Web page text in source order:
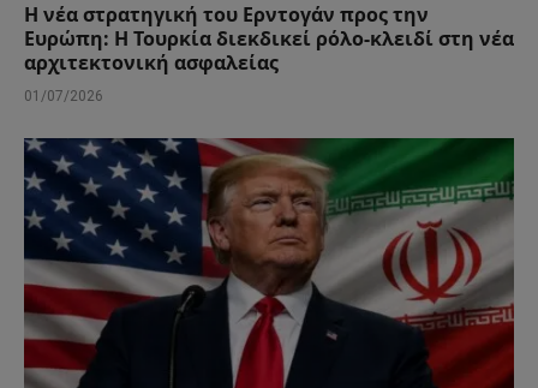
Η νέα στρατηγική του Ερντογάν προς την
Ευρώπη: Η Τουρκία διεκδικεί ρόλο-κλειδί στη νέα
αρχιτεκτονική ασφαλείας
01/07/2026